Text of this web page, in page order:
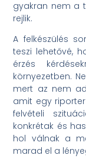
gyakran nem a
rejlik.
A felkészülés
teszi lehetővé,
érzés
környezetben.
mert az nem
amit egy
felvételi
konkrétak és
hol válnak a
marad el a